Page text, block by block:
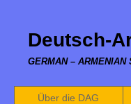
Deutsch-
GERMAN – ARMENIAN
Über die DAG